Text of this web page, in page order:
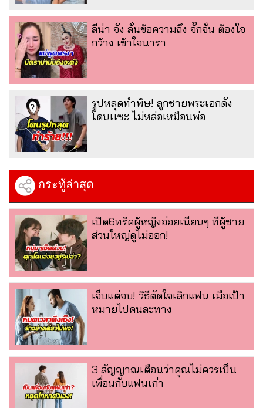
ลีน่า จัง ลั่นข้อความถึง จั๊กจั่น ต้องใจ
กว้าง เข้าใจนารา
รูปหลุดทำพิษ! ลูกชายพระเอกดัง
โดนเเซะ ไม่หล่อเหมือนพ่อ
กระทู้ล่าสุด
เปิด6ทริคผู้หญิงอ่อยเนียนๆ ที่ผู้ชาย
ส่วนใหญ่ดูไม่ออก!
เจ็บแต่จบ! วิธีตัดใจเลิกแฟน เมื่อเป้า
หมายไปคนละทาง
3 สัญญาณเตือนว่าคุณไม่ควรเป็น
เพื่อนกับแฟนเก่า